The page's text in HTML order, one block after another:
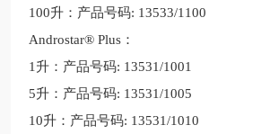
100升：产品号码: 13533/1100
Androstar® Plus：
1升：产品号码: 13531/1001
5升：产品号码: 13531/1005
10升：产品号码: 13531/1010